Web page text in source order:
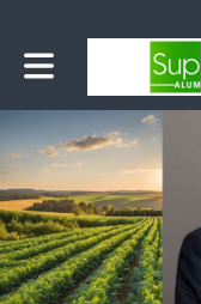
Toggle main navigation